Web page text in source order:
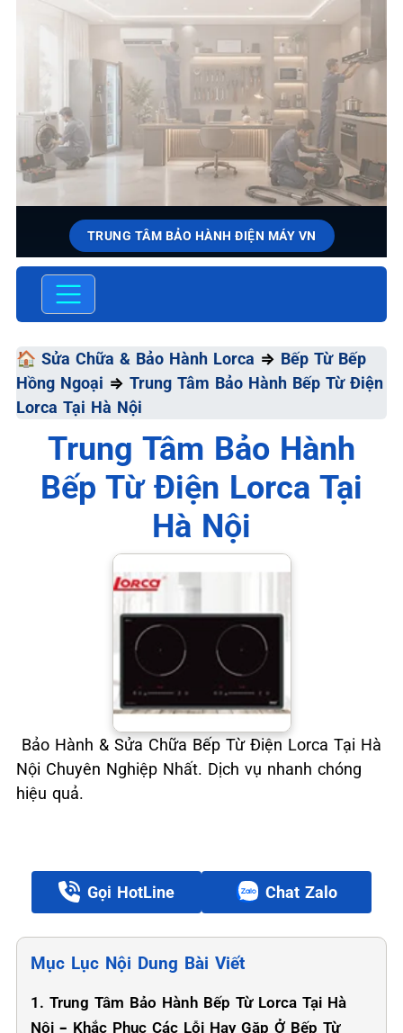
TRUNG TÂM BẢO HÀNH ĐIỆN MÁY VN
SỬA CHỮA & BẢO HÀNH
Đa
📞 09.663.898.33
🏠 Sửa Chữa & Bảo Hành Lorca ⇒ Bếp Từ Bếp
Hồng Ngoại ⇒ Trung Tâm Bảo Hành Bếp Từ Điện
Lorca Tại Hà Nội
Trung Tâm Bảo Hành
Bếp Từ Điện Lorca Tại
Hà Nội
Bảo Hành & Sửa Chữa Bếp Từ Điện Lorca Tại Hà
Nội Chuyên Nghiệp Nhất. Dịch vụ nhanh chóng
hiệu quả.
Gọi HotLine Chat Zalo
Mục Lục Nội Dung Bài Viết
1. Trung Tâm Bảo Hành Bếp Từ Lorca Tại Hà
Nội – Khắc Phục Các Lỗi Hay Gặp Ở Bếp Từ